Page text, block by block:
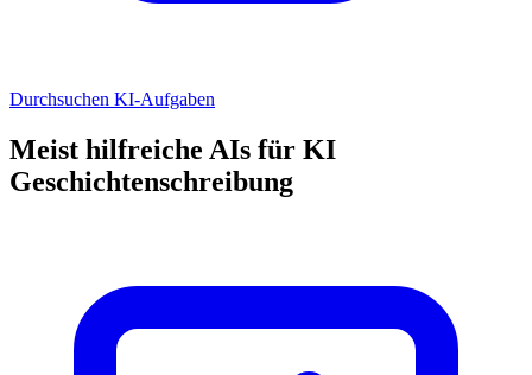
Durchsuchen KI-Aufgaben
Meist hilfreiche AIs für KI
Geschichtenschreibung